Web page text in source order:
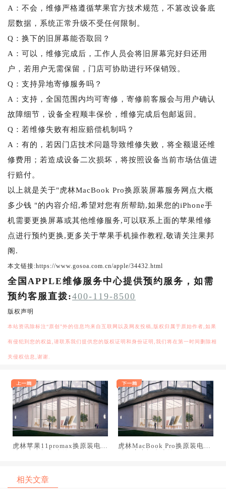
A：不会，维修严格遵循苹果官方技术规范，不篡改设备底
层数据，系统正常升级不受任何限制。
Q：换下的旧屏幕能否取回？
A：可以，维修完成后，工作人员会将旧屏幕完好归还用
户，若用户无需保留，门店可协助进行环保销毁。
Q：支持异地寄修服务吗？
A：支持，全国范围内均可寄修，寄修前客服会与用户确认
故障细节，设备全程顺丰保价，维修完成后包邮返回。
Q：若维修失败有相应赔偿机制吗？
A：有的，若因门店技术问题导致维修失败，将全额退还维
修费用；若造成设备二次损坏，将按照设备当前市场估值进
行赔付。
以上就是关于"虎林MacBook Pro换原装屏幕服务网点大概
多少钱 "的内容介绍,希望对您有所帮助,如果您的iPhone手
机需要更换屏幕或其他维修服务,可以联系上面的苹果维修
点进行预约更换,更多关于苹果手机操作教程,敬请关注果邦
阁.
本文链接:https://www.gosoa.com.cn/apple/34432.html
全国APPLE维修服务中心提供预约服务，如需
预约客服直拨:400-119-8500
版权声明
本站资讯除标注“原创”外的信息均来自互联网以及网友投稿,版权归属于原始作者,如果
有侵犯到您的权益,请联系我们提供您的版权证明和身份证明,我们将在第一时间删除相
关侵权信息,谢谢.
虎林苹果11promax换原装电池
虎林MacBook Pro换原装电池
相关文章